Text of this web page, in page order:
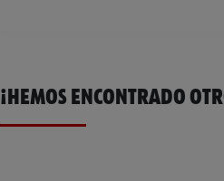
¡HEMOS ENCONTRADO